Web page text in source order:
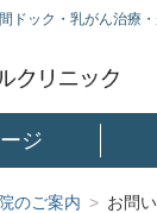
ドック・乳がん治療
ジ
のご案内 > お問